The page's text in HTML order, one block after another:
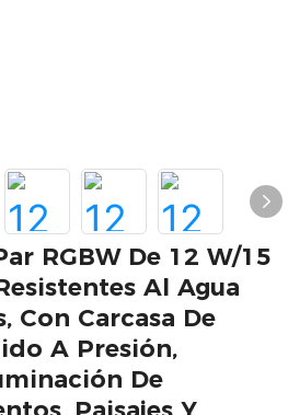
RGBW De 12 W/15
Al Agua
Con Carcasa De
A Presión,
De